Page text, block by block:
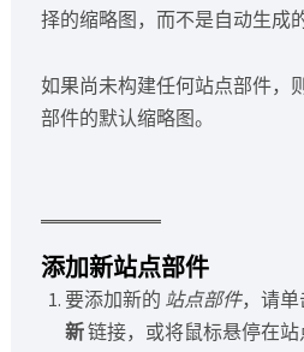
择的缩略图，而不是自动生成
如果尚未构建任何站点部件，
部件的默认缩略图。
添加新站点部件
要添加新的 站点部件，请单
新链接，或将鼠标悬停在